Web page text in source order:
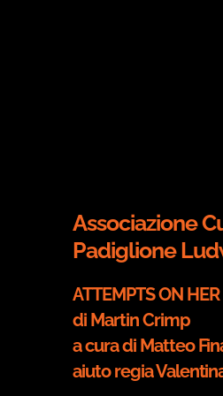
Associazione
Padiglione
ATTEMPTS ON HER
di Martin Crimp
a cura di Matteo
aiuto regia